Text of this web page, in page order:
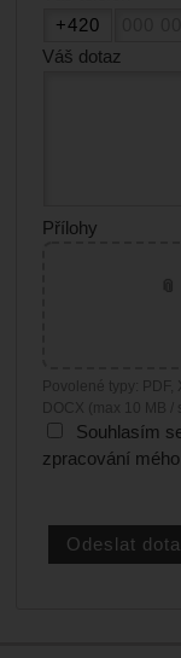
Váš dotaz
Přílohy
Povolené typy: PDF,
DOCX (max 10 MB /
Souhlasím
zpracování